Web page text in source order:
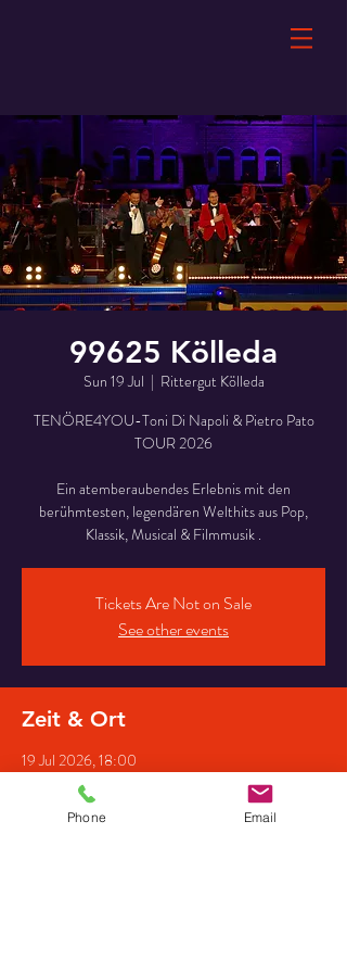
99625 Kölleda
Sun 19 Jul
  |
Rittergut Kölleda
TENÖRE4YOU-Toni Di Napoli & Pietro Pato
TOUR 2026
Ein atemberaubendes Erlebnis mit den
berühmtesten, legendären Welthits aus Pop,
Klassik, Musical & Filmmusik .
Tickets Are Not on Sale
See other events
Zeit & Ort
19 Jul 2026, 18:00
Rittergut Kölleda, Roßpl. 2A, 99625 Kölleda,
Deutschland
Phone Email